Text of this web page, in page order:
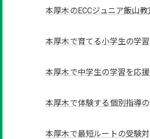
本厚木のECCジュニア飯山教
本厚木で育てる小学生の学
本厚木で中学生の学習を応援
本厚木で体験する個別指導
本厚木で最短ルートの受験